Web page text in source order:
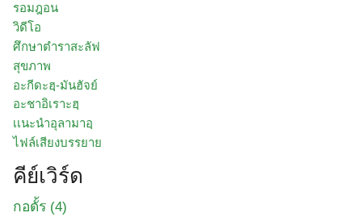
รอมฎอน
วิดีโอ
ศึกษาตำราสะลัฟ
สุขภาพ
อะกีดะฮฺ-มันฮัจย์
อะชาอิเราะฮฺ
เเนะนำอุลามาอฺ
ไฟล์เสียงบรรยาย
คีย์เวิร์ด
กอดั้ร (4)